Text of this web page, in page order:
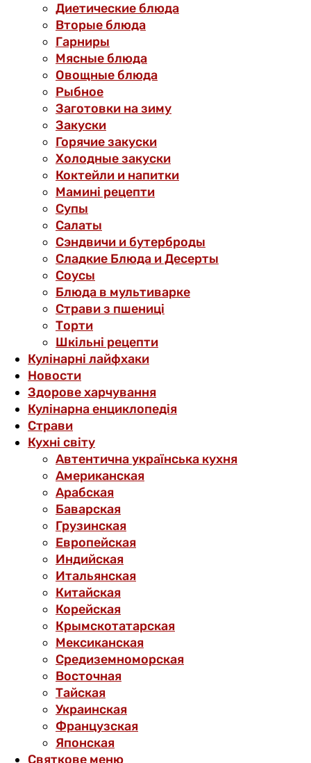
Диетические блюда
Вторые блюда
Гарниры
Мясные блюда
Овощные блюда
Рыбное
Заготовки на зиму
Закуски
Горячие закуски
Холодные закуски
Коктейли и напитки
Мамині рецепти
Супы
Салаты
Сэндвичи и бутерброды
Сладкие Блюда и Десерты
Соусы
Блюда в мультиварке
Страви з пшениці
Торти
Шкільні рецепти
Кулінарні лайфхаки
Новости
Здорове харчування
Кулінарна енциклопедія
Страви
Кухні світу
Автентична українська кухня
Американская
Арабская
Баварская
Грузинская
Европейская
Индийская
Итальянская
Китайская
Корейская
Крымскотатарская
Мексиканская
Средиземноморская
Восточная
Тайская
Украинская
Французская
Японская
Святкове меню